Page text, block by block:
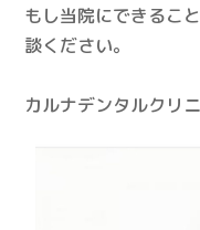
もし当院にできるこ
談ください。
カルナデンタルクリ